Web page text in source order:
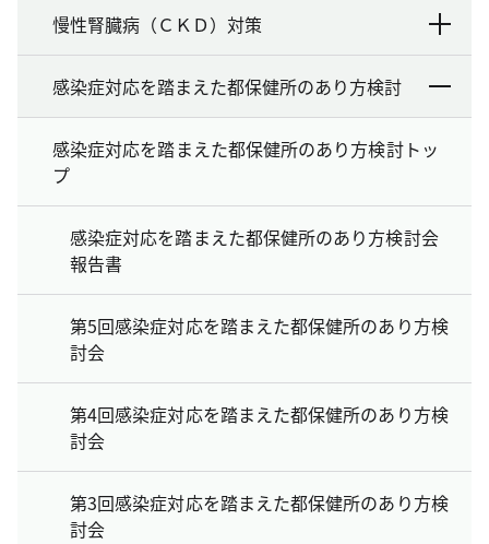
慢性腎臓病（ＣＫＤ）対策
感染症対応を踏まえた都保健所のあり方検討
感染症対応を踏まえた都保健所のあり方検討トッ
プ
感染症対応を踏まえた都保健所のあり方検討会
報告書
第5回感染症対応を踏まえた都保健所のあり方検
討会
第4回感染症対応を踏まえた都保健所のあり方検
討会
第3回感染症対応を踏まえた都保健所のあり方検
討会